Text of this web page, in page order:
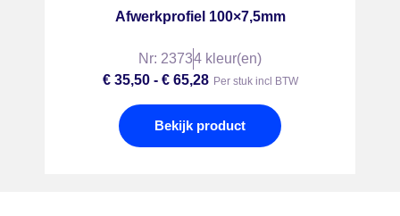
Afwerkprofiel 100×7,5mm
Nr: 23734 kleur(en)
€35,50 - €65,28 Per stuk incl BTW
Bekijk product